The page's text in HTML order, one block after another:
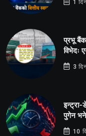
1
प्रभू
विभेदः
3
इन्ट्रा-
पुगेन
10